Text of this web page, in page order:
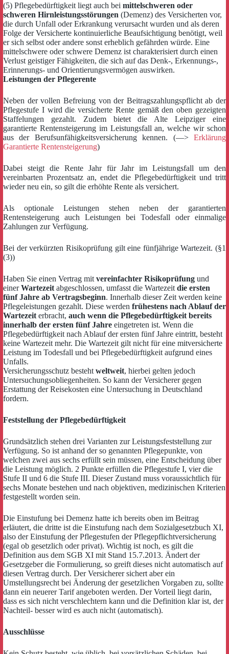
(5) Pflegebedürftigkeit liegt auch bei mittelschweren oder
schweren Hirnleistungsstörungen (Demenz) des Versicherten vor,
die durch Unfall oder Erkrankung verursacht wurden und als deren
Folge der Versicherte kontinuierliche Beaufsichtigung benötigt, weil
er sich selbst oder andere sonst erheblich gefährden würde. Eine
mittelschwere oder schwere Demenz ist charakterisiert durch einen
Verlust geistiger Fähigkeiten, die sich auf das Denk-, Erkennungs-,
Erinnerungs- und Orientierungsvermögen auswirken.
Leistungen der Pflegerente
Neben der vollen Befreiung von der Beitragszahlungspflicht ab der
Pflegestufe I wird die versicherte Rente gemäß den oben gezeigten
Staffelungen gezahlt. Zudem bietet die Alte Leipziger eine
garantierte Rentensteigerung im Leistungsfall an, welche wir schon
aus der Berufsunfähigkeitsversicherung kennen. (—> Erklärung
Garantierte Rentensteigerung)
Dabei steigt die Rente Jahr für Jahr im Leistungsfall um den
vereinbarten Prozentsatz an, endet die Pflegebedürftigkeit und tritt
wieder neu ein, so gilt die erhöhte Rente als versichert.
Als optionale Leistungen stehen neben der garantierten
Rentensteigerung auch Leistungen bei Todesfall oder einmalige
Zahlungen zur Verfügung.
Bei der verkürzten Risikoprüfung gilt eine fünfjährige Wartezeit. (§1
(3))
Haben Sie einen Vertrag mit vereinfachter Risikoprüfung und
einerWartezeit abgeschlossen, umfasst die Wartezeit die ersten
fünf Jahre ab Vertragsbeginn. Innerhalb dieser Zeit werden keine
Pflegeleistungen gezahlt. Diese werden frühestens nach Ablauf der
Wartezeit erbracht, auch wenn die Pflegebedürftigkeit bereits
innerhalb der ersten fünf Jahre eingetreten ist. Wenn die
Pflegebedürftigkeit nach Ablauf der ersten fünf Jahre eintritt, besteht
keine Wartezeit mehr. Die Wartezeit gilt nicht für eine mitversicherte
Leistung im Todesfall und bei Pflegebedürftigkeit aufgrund eines
Unfalls.
Versicherungsschutz besteht weltweit, hierbei gelten jedoch
Untersuchungsobliegenheiten. So kann der Versicherer gegen
Erstattung der Reisekosten eine Untersuchung in Deutschland
fordern.
Feststellung der Pflegebedürftigkeit
Grundsätzlich stehen drei Varianten zur Leistungsfeststellung zur
Verfügung. So ist anhand der so genannten Pflegepunkte, von
welchen zwei aus sechs erfüllt sein müssen, eine Entscheidung über
die Leistung möglich. 2 Punkte erfüllen die Pflegestufe I, vier die
Stufe II und 6 die Stufe III. Dieser Zustand muss voraussichtlich für
sechs Monate bestehen und nach objektiven, medizinischen Kriterien
festgestellt worden sein.
Die Einstufung bei Demenz hatte ich bereits oben im Beitrag
erläutert, die dritte ist die Einstufung nach dem Sozialgesetzbuch XI,
also der Einstufung der Pflegestufen der Pflegepflichtversicherung
(egal ob gesetzlich oder privat). Wichtig ist noch, es gilt die
Definition aus dem SGB XI mit Stand 15.7.2013. Ändert der
Gesetzgeber die Formulierung, so greift dieses nicht automatisch auf
diesen Vertrag durch. Der Versicherer sichert aber ein
Umstellungsrecht bei Änderung der gesetzlichen Vorgaben zu, sollte
dann ein neuerer Tarif angeboten werden. Der Vorteil liegt darin,
dass es sich nicht verschlechtern kann und die Definition klar ist, der
Nachteil- besser wird es auch nicht (automatisch).
Ausschlüsse